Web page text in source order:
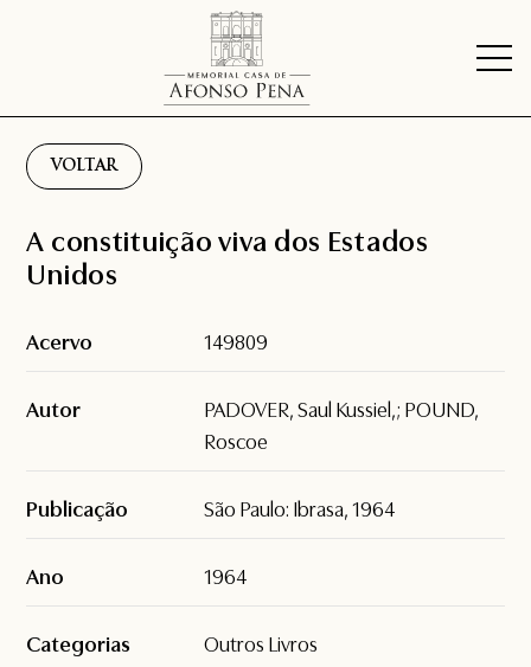
VOLTAR
A constituição viva dos Estados
Unidos
Acervo 149809
Autor
PADOVER, Saul Kussiel,; POUND,
Roscoe
Publicação São Paulo: Ibrasa, 1964
Ano 1964
Categorias Outros Livros